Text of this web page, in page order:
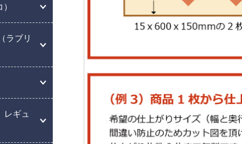
ラブリ
レギュ